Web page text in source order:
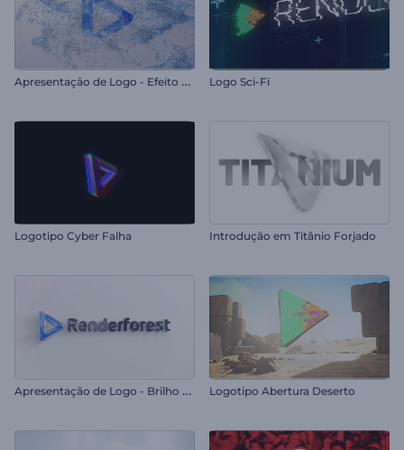
A
presentação de Logo - Efeito Arenoso Logo Sci-Fi
Logotipo Cyber Falha Introdução em Titânio Forjado
A
presentação de Logo - Brilho Elegante Logotipo Abertura Deserto